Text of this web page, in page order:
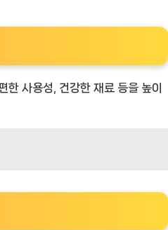
사용성, 건강한 재료 등을 높이